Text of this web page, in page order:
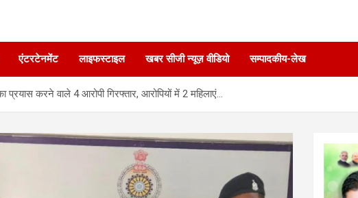
एंटरटेनमेंट लाइफस्टाइल खबर सीजी न्यूज़ वीडियो सम्पादकीय-लेख
करने वाले 4 आरोपी गिरफ्तार, आरोपियों में 2 महिलाएं…